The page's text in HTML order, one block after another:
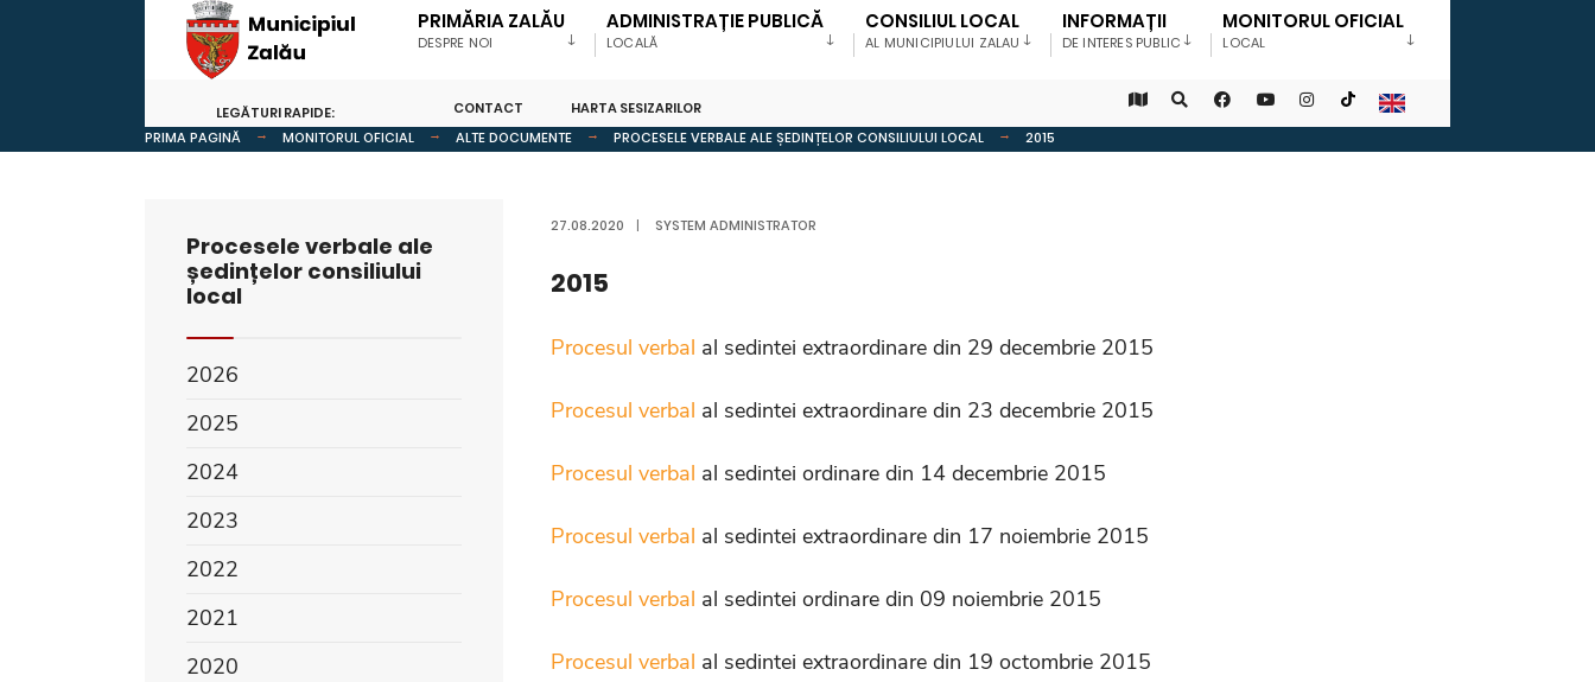
PRIMĂRIA ZALĂU
DESPRE NOI
ADMINISTRAȚIE PUBLICĂ
LOCALĂ
CONSILIUL LOCAL
AL MUNICIPIULUI ZALAU
INFORMAȚII
DE INTERES PUBLIC
MONITORUL OFICIAL
LOCAL
LEGĂTURI RAPIDE: CONTACT
HARTA SESIZARILOR
PRIMA PAGINĂ
MONITORUL OFICIAL ALTE DOCUMENTE PROCESELE VERBALE ALE ȘEDINȚELOR CONSILIULUI LOCAL 2015
27.08.2020 | SYSTEM ADMINISTRATOR
2015
Procesul verbal al sedintei extraordinare din 29 decembrie 2015
Procesul verbal al sedintei extraordinare din 23 decembrie 2015
Procesul verbal al sedintei ordinare din 14 decembrie 2015
Procesul verbal al sedintei extraordinare din 17 noiembrie 2015
Procesul verbal al sedintei ordinare din 09 noiembrie 2015
Procesul verbal al sedintei extraordinare din 19 octombrie 2015
Procesele verbale ale
ședințelor consiliului
local
2026
2025
2024
2023
2022
2021
2020